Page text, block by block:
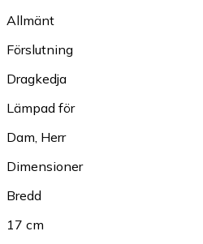
Allmänt
Förslutning
Dragkedja
Lämpad för
Dam Herr
Dimensioner
Bredd
17 cm